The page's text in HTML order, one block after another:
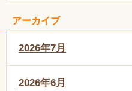
アーカイブ
2026年7月
2026年6月